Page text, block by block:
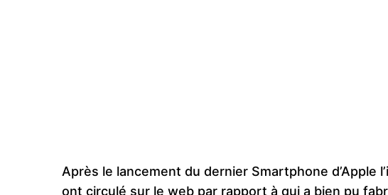
Après le lancement du dernier Smartphone d’Apple
ont circulé sur le web par rapport à qui a bien pu